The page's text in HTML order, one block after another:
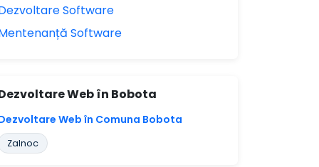
Software
Software
Web în Bobota
Web în Comuna Bobota
Zalnoc